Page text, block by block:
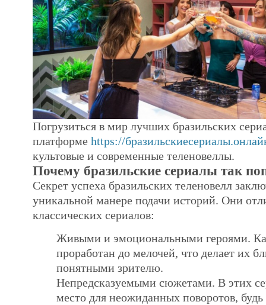
Погрузиться в мир лучших бразильских
платформе https://
культовые и современные теленовеллы.
Почему бразильские сериалы так
Секрет успеха бразильских теленовелл
уникальной манере подачи историй. Они
классических сериалов:
Живыми и эмоциональными героями.
проработан до мелочей, что делает их
понятными зрителю.
Непредсказуемыми сюжетами. В этих
место для неожиданных поворотов, будь